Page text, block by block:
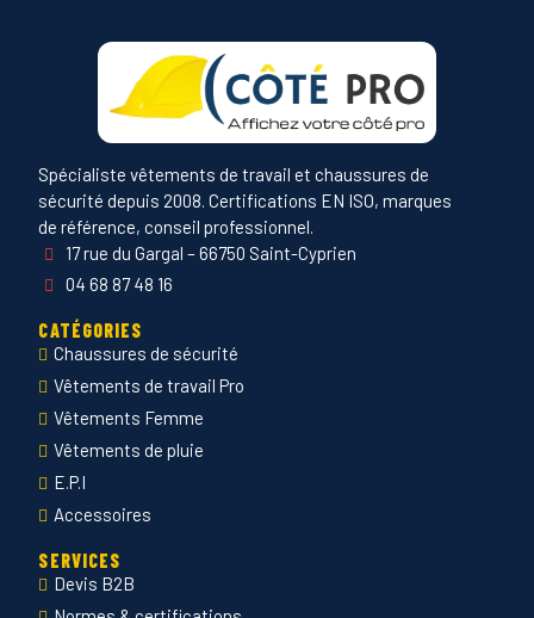
Spécialiste vêtements de travail et chaussures de
sécurité depuis 2008. Certifications EN ISO, marques
de référence, conseil professionnel.
17 rue du Gargal – 66750 Saint-Cyprien
04 68 87 48 16
CATÉGORIES
Chaussures de sécurité
Vêtements de travail Pro
Vêtements Femme
Vêtements de pluie
E.P.I
Accessoires
SERVICES
Devis B2B